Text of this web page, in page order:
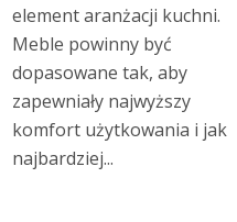
element aranżacji kuchni.
Meble powinny być
dopasowane tak, aby
zapewniały najwyższy
komfort użytkowania i jak
najbardziej...